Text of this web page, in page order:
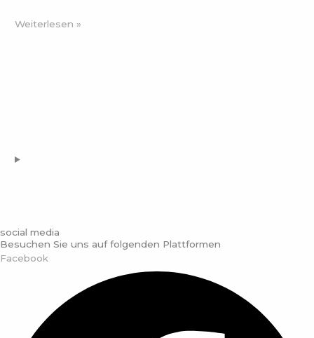
Weiterlesen »
social media
Besuchen Sie uns auf folgenden Plattformen
Facebook